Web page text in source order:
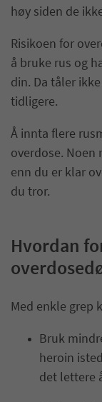
høy siden de
Risikoen for
å bruke rus og
din. Da tåler
tidligere.
Å innta flere
overdose. Noen
enn du er klar
du tror.
Hvordan
Med enkle grep
Bruk
heroin
det lettere